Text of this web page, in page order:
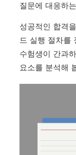
질문에 대응하
성공적인 합격
드 실행 절차를
수험생이 간과
요소를 분석해